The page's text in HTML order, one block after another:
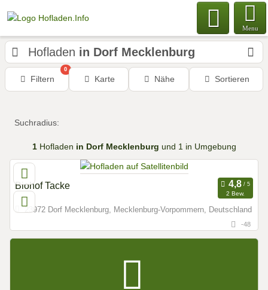
Menu
Hofladen in Dorf Mecklenburg
Filtern
0
Karte Nähe Sortieren
Suchradius:
1Hofladen in Dorf Mecklenburg und 1 in Umgebung
Biohof Tacke
2 Bew.
23972 Dorf Mecklenburg, Mecklenburg-Vorpommern, Deutschland
-48